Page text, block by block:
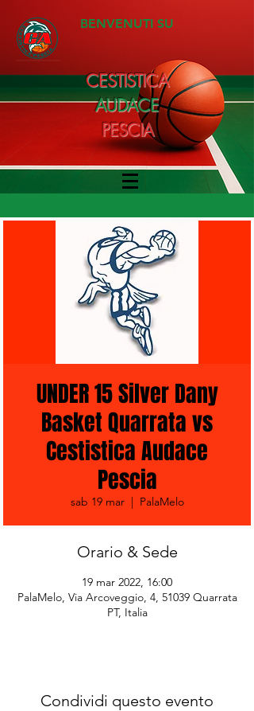
BENVENUTI SU
CESTISTICA
AUDACE
PESCIA
UNDER 15 Silver Dany
Basket Quarrata vs
Cestistica Audace
Pescia
sab 19 mar
  |
PalaMelo
Orario & Sede
19 mar 2022, 16:00
PalaMelo, Via Arcoveggio, 4, 51039 Quarrata
PT, Italia
Condividi questo evento